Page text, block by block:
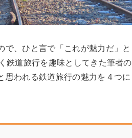
で、ひと言で「これが魅力だ」と
鉄道旅行を趣味としてきた筆者の
思われる鉄道旅行の魅力を４つに